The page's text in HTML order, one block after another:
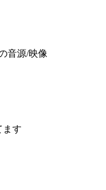
音源/映像